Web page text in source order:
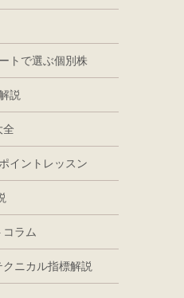
トで選ぶ個別株
説
全
イントレッスン
ラム
ニカル指標解説